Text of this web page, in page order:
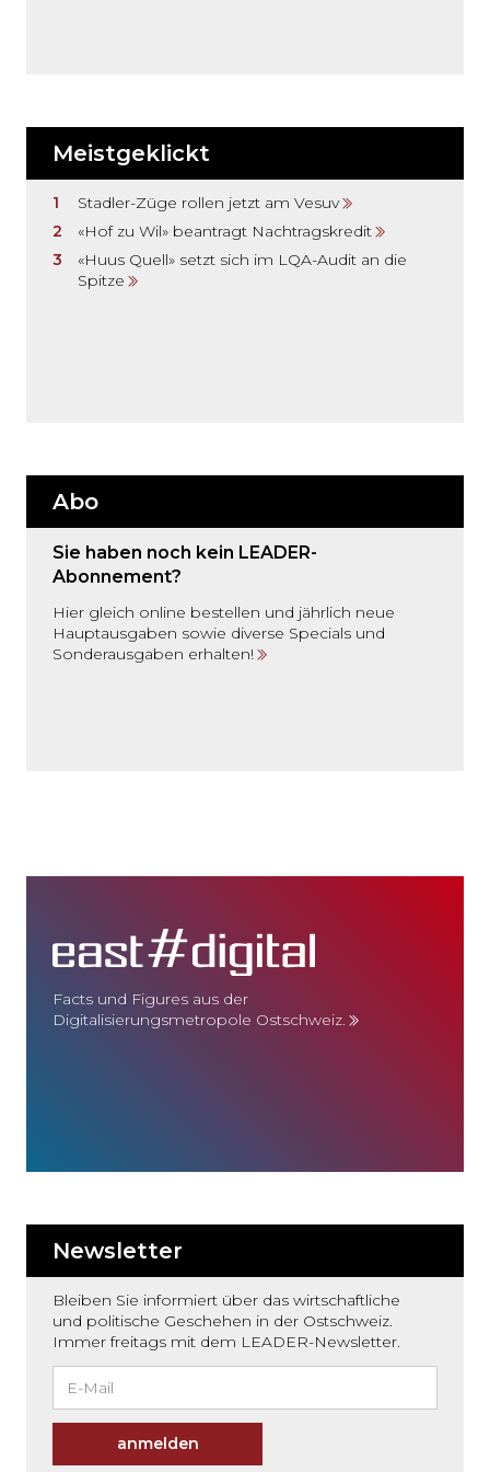
Meistgeklickt
Stadler-Züge rollen jetzt am Vesuv
«Hof zu Wil» beantragt Nachtragskredit
«Huus Quell» setzt sich im LQA-Audit an die
Spitze
Abo
Sie haben noch kein LEADER-
Abonnement?
Hier gleich online bestellen und jährlich neue
Hauptausgaben sowie diverse Specials und
Sonderausgaben erhalten!
Facts und Figures aus der
Digitalisierungsmetropole Ostschweiz.
Newsletter
Bleiben Sie informiert über das wirtschaftliche
und politische Geschehen in der Ostschweiz.
Immer freitags mit dem LEADER-Newsletter.
anmelden